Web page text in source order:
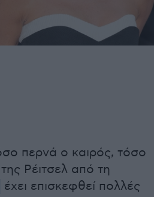
περνά ο καιρός, τόσο
Ρέιτσελ από τη
έχει επισκεφθεί πολλές